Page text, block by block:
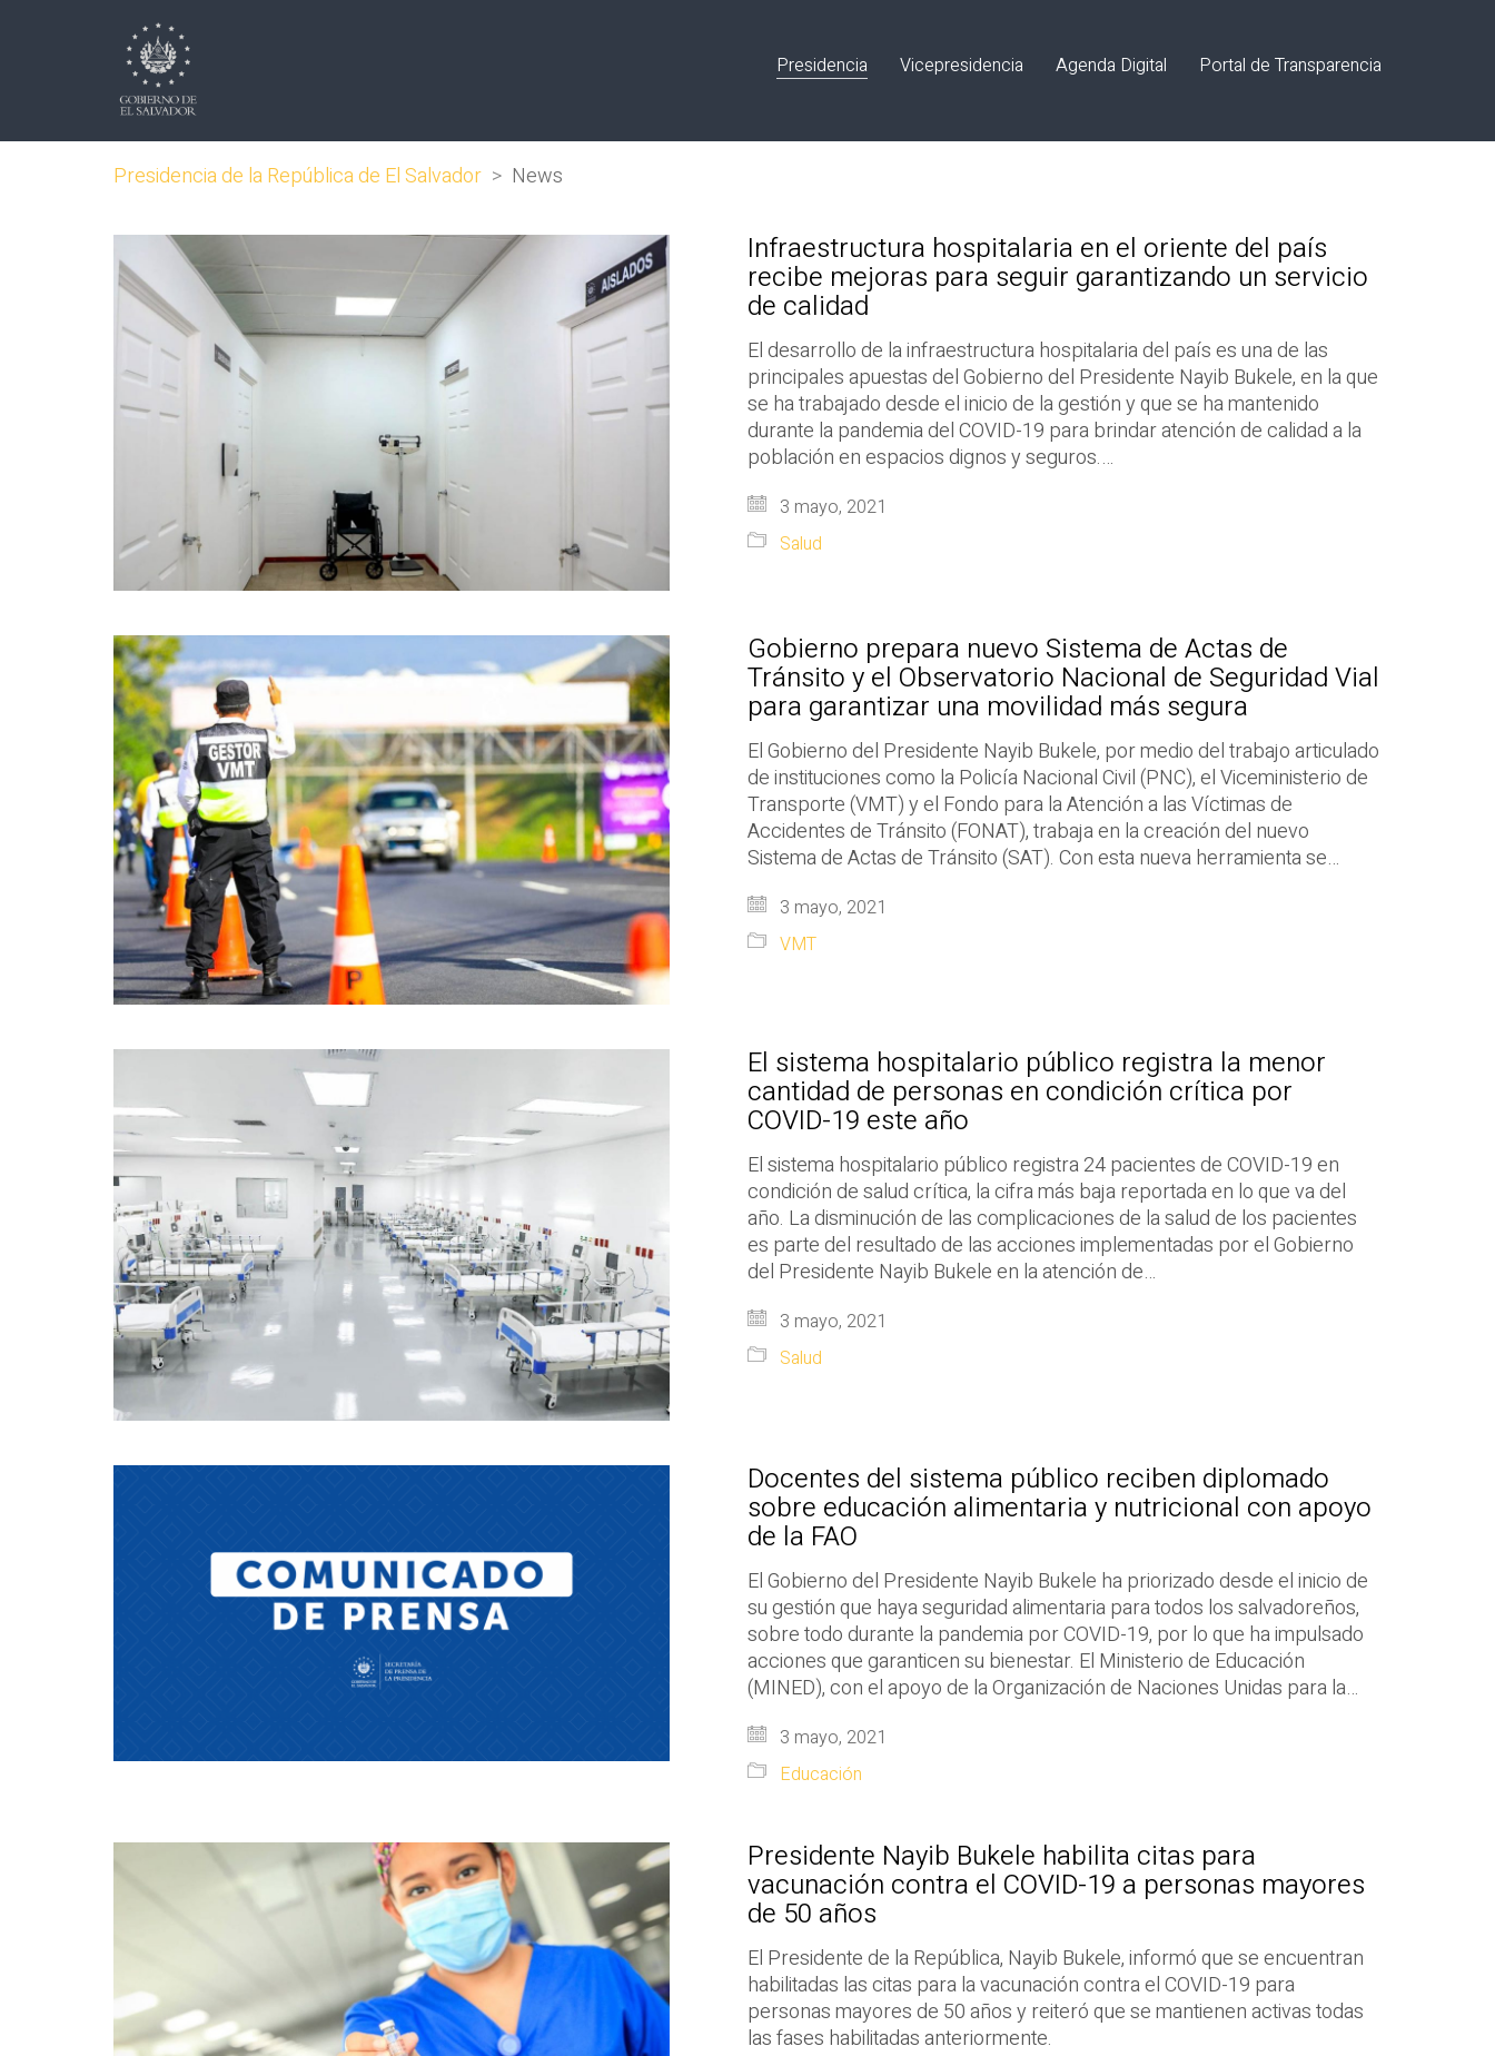
Presidencia Vicepresidencia Agenda Digital Portal de Transparencia
Presidencia de la República de El Salvador > News
Infraestructura hospitalaria en el oriente del país
recibe mejoras para seguir garantizando un servicio
de calidad
El desarrollo de la infraestructura hospitalaria del país es una de las
principales apuestas del Gobierno del Presidente Nayib Bukele, en la que
se ha trabajado desde el inicio de la gestión y que se ha mantenido
durante la pandemia del COVID-19 para brindar atención de calidad a la
población en espacios dignos y seguros.…
3 mayo, 2021
Salud
Gobierno prepara nuevo Sistema de Actas de
Tránsito y el Observatorio Nacional de Seguridad Vial
para garantizar una movilidad más segura
El Gobierno del Presidente Nayib Bukele, por medio del trabajo articulado
de instituciones como la Policía Nacional Civil (PNC), el Viceministerio de
Transporte (VMT) y el Fondo para la Atención a las Víctimas de
Accidentes de Tránsito (FONAT), trabaja en la creación del nuevo
Sistema de Actas de Tránsito (SAT). Con esta nueva herramienta se…
3 mayo, 2021
VMT
El sistema hospitalario público registra la menor
cantidad de personas en condición crítica por
COVID-19 este año
El sistema hospitalario público registra 24 pacientes de COVID-19 en
condición de salud crítica, la cifra más baja reportada en lo que va del
año. La disminución de las complicaciones de la salud de los pacientes
es parte del resultado de las acciones implementadas por el Gobierno
del Presidente Nayib Bukele en la atención de…
3 mayo, 2021
Salud
Docentes del sistema público reciben diplomado
sobre educación alimentaria y nutricional con apoyo
de la FAO
El Gobierno del Presidente Nayib Bukele ha priorizado desde el inicio de
su gestión que haya seguridad alimentaria para todos los salvadoreños,
sobre todo durante la pandemia por COVID-19, por lo que ha impulsado
acciones que garanticen su bienestar. El Ministerio de Educación
(MINED), con el apoyo de la Organización de Naciones Unidas para la…
3 mayo, 2021
Educación
Presidente Nayib Bukele habilita citas para
vacunación contra el COVID-19 a personas mayores
de 50 años
El Presidente de la República, Nayib Bukele, informó que se encuentran
habilitadas las citas para la vacunación contra el COVID-19 para
personas mayores de 50 años y reiteró que se mantienen activas todas
las fases habilitadas anteriormente.